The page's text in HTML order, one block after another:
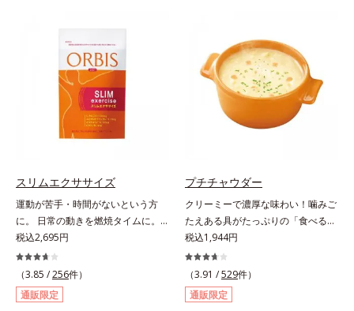
採用しました。吸収が穏やかで、腹
持ちがいいのもポイントです。体を
作る材料であるたんぱく質12g(*1)
をメインに、美を引き出すコラーゲ
ン5,000mgも配合。さらにリズムを
支える鉄分やビタミン6種(*2)、食
物繊維など、女性が不足しがちな栄
美を総合的に支えます。甘さ控えめ
のカフェオレ味、濃厚な抹茶味の2
味展開。プロテイン独特のにおいや
クセが少なく、水に溶けやすいの
で、手軽においしくたんぱく質を摂
れます。*1 1杯分（約27g）当り。
コラーゲン含む。*2 ビタミンB1、
B2、B6、B12、ナイアシン、パン
感をアップ。豊富な栄養素でキレイ
を目指すダイエッターを、内側から
サポートします！黒糖きなこ味（カ
ロリー 92kcal ※1食分・本品粉末の
み）やさしい甘さの黒糖とほのかに
香るきなこが溶け合う幸せな味わ
スリムエクササイズ
運動が苦手・時間がないという方
に。 日常の動きを燃焼タイムに。
「忙しくて運動する時間がない」
「生活を変えずにやせたい」といっ
た声に応えて、「L－カルニチン」
を4粒に500mg配合しました。カル
ニチンは肉類に豊富に含まれ、軽や
税込2,695円
（3.85 /256件）
通販限定
プチチャウダー
クリーミーで濃厚な味わい！噛みご
たえある具がたっぷりの「食べる」
スープ。クリーミーなスープに大粒
コーンやクルトン、鶏肉のような食
感の大豆たんぱくなど、具だくさん
の「食べる」スープです。ボリュー
ム感のある食べごたえで、お腹にし
税込1,944円
（3.91 /529件）
通販限定